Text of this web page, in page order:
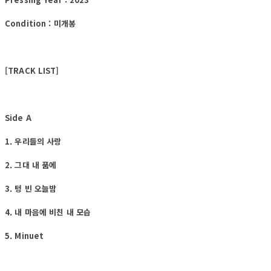
Condition : 미개봉
[TRACK LIST]
Side A
1. 우리들의 사랑
2. 그대 내 품에
3. 텅 빈 오늘밤
4. 내 마음에 비친 내 모습
5. Minuet